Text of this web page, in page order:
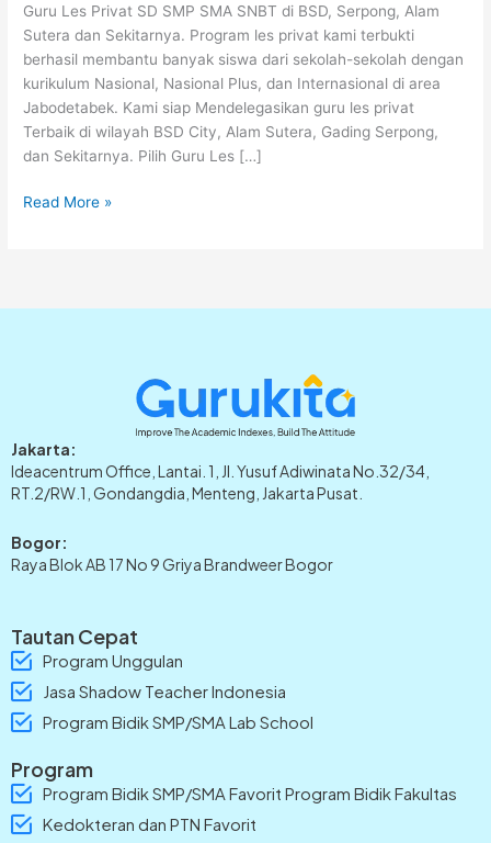
Guru Les Privat SD SMP SMA SNBT di BSD, Serpong, Alam
Sutera dan Sekitarnya. Program les privat kami terbukti
berhasil membantu banyak siswa dari sekolah-sekolah dengan
kurikulum Nasional, Nasional Plus, dan Internasional di area
Jabodetabek. Kami siap Mendelegasikan guru les privat
Terbaik di wilayah BSD City, Alam Sutera, Gading Serpong,
dan Sekitarnya. Pilih Guru Les […]
Read More »
Jakarta:
Ideacentrum Office, Lantai. 1, Jl. Yusuf Adiwinata No.32/34,
RT.2/RW.1, Gondangdia, Menteng, Jakarta Pusat.
Bogor:
Raya Blok AB 17 No 9 Griya Brandweer Bogor
Tautan Cepat
Program Unggulan
Jasa Shadow Teacher Indonesia
Program Bidik SMP/SMA Lab School
Program
Program Bidik SMP/SMA Favorit Program Bidik Fakultas
Kedokteran dan PTN Favorit